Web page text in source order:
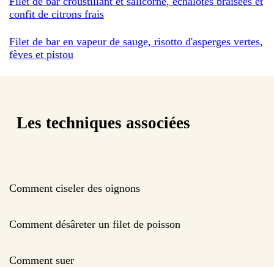
confit de citrons frais
Filet de bar en vapeur de sauge, risotto d'asperges vertes,
fèves et pistou
Les techniques associées
Comment ciseler des oignons
Comment désâreter un filet de poisson
Comment suer